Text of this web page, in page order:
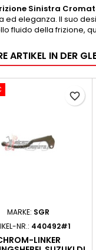
Sinistra
ed eleganza. Il suo
fluido della frizione,
ARTIKEL IN DER
MARKE: SGR
NR.: 440492#1
LINKER
favorite_border